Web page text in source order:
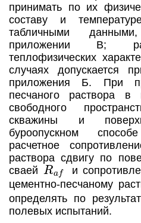
принимать по их
составу и
табличными
приложении В;
теплофизических
случаях допускается
приложения Б. При
песчаного раствора в
свободного
скважины и
буроопускном
расчетное
раствора сдвигу по
сваей
Ra f
и
цементно-песчаному
определять по
полевых испытаний.